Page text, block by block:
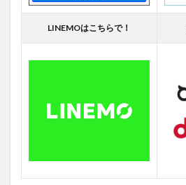
LINEMOはこちらで！